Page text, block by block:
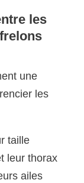
les
une
les
taille
leur thorax
ailes